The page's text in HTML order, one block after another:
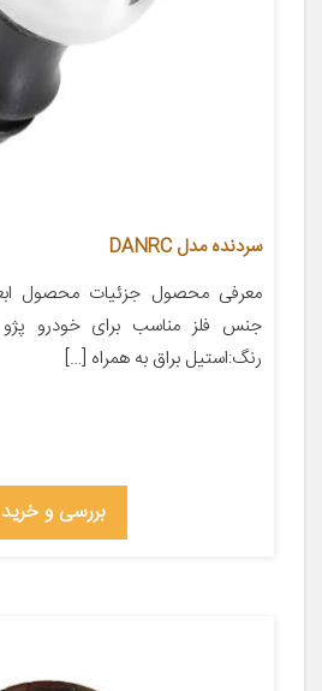
سردنده مدل DANRC
رنگ:استیل براق به همراه […]
بررسی و خرید